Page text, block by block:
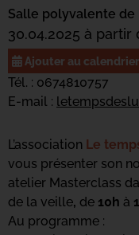
Salle polyvalente de
30.04.2025 à partir
Ajouter au calendrier
Tél. : 0674810757
E-mail :
L’association Le
vous présenter son
atelier Masterclass
de la veille, de 10h à
Au programme :